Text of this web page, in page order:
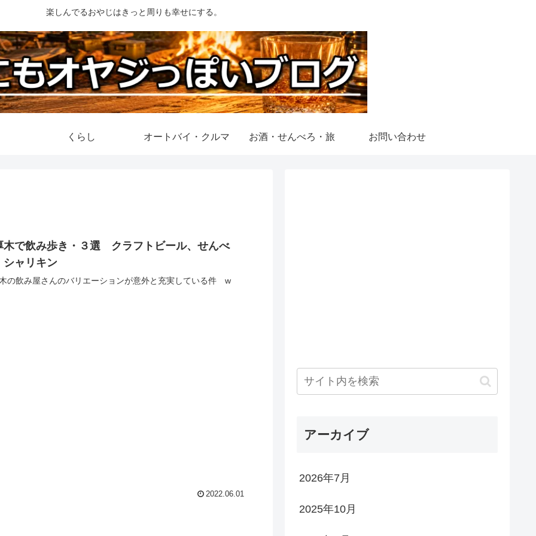
楽しんでるおやじはきっと周りも幸せにする。
くらし オートバイ・クルマ お酒・せんべろ・旅 お問い合わせ
木で飲み歩き・３選 クラフトビール、せんべ
シャリキン
の飲み屋さんのバリエーションが意外と充実している件 w
2022.06.01
アーカイブ
2026年7月
2025年10月